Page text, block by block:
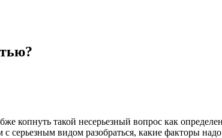
копнуть такой несерьезный вопрос как
серьезным видом разобраться, какие факторы